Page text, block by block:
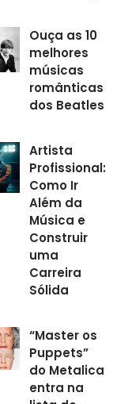
Ouça as 10
melhores
músicas
românticas
dos Beatles
Artista
Profissional:
Como Ir
Além da
Música e
Construir
uma
Carreira
Sólida
“Master os
Puppets”
do Metalica
entra na